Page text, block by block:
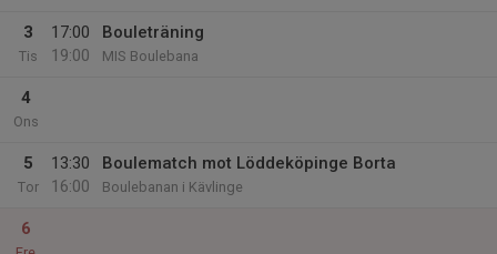
3
Tis
17:00
19:00
Bouleträning
MIS Boulebana
4
Ons
5
Tor
13:30
16:00
Boulematch mot Löddeköpinge Borta
Boulebanan i Kävlinge
6